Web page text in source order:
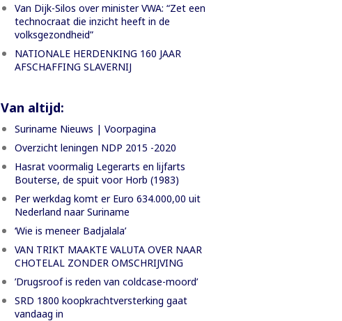
Van Dijk-Silos over minister VWA: “Zet een
technocraat die inzicht heeft in de
volksgezondheid”
NATIONALE HERDENKING 160 JAAR
AFSCHAFFING SLAVERNIJ
Van altijd:
Suriname Nieuws | Voorpagina
Overzicht leningen NDP 2015 -2020
Hasrat voormalig Legerarts en lijfarts
Bouterse, de spuit voor Horb (1983)
Per werkdag komt er Euro 634.000,00 uit
Nederland naar Suriname
‘Wie is meneer Badjalala’
VAN TRIKT MAAKTE VALUTA OVER NAAR
CHOTELAL ZONDER OMSCHRIJVING
’Drugsroof is reden van coldcase-moord’
SRD 1800 koopkrachtversterking gaat
vandaag in